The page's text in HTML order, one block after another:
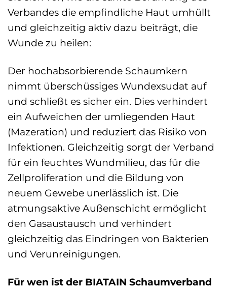
Verbandes die empfindliche Haut umhüllt
und gleichzeitig aktiv dazu beiträgt, die
Wunde zu heilen:
Der hochabsorbierende Schaumkern
nimmt überschüssiges Wundexsudat auf
und schließt es sicher ein. Dies verhindert
ein Aufweichen der umliegenden Haut
(Mazeration) und reduziert das Risiko von
Infektionen. Gleichzeitig sorgt der Verband
für ein feuchtes Wundmilieu, das für die
Zellproliferation und die Bildung von
neuem Gewebe unerlässlich ist. Die
atmungsaktive Außenschicht ermöglicht
den Gasaustausch und verhindert
gleichzeitig das Eindringen von Bakterien
und Verunreinigungen.
Für wen ist der BIATAIN Schaumverband